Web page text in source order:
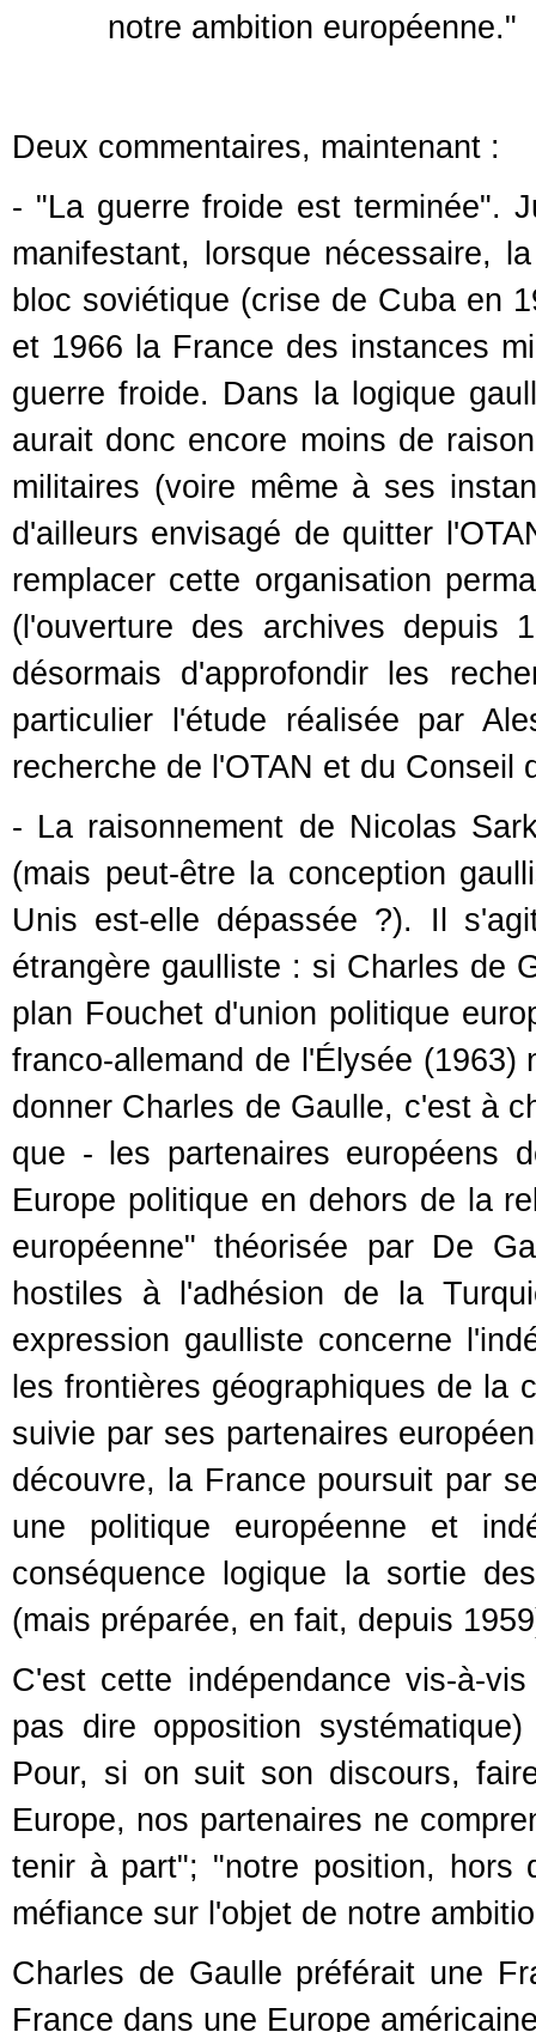
notre ambition européenne."
Deux commentaires, maintenant :
- "La guerre froide est terminée".
manifestant, lorsque nécessaire,
bloc soviétique (crise de Cuba en
et 1966 la France des instances
guerre froide. Dans la logique
aurait donc encore moins de
militaires (voire même à ses
d'ailleurs envisagé de quitter
remplacer cette organisation
(l'ouverture des archives depuis
désormais d'approfondir les
particulier l'étude réalisée par
recherche de l'OTAN et du Conseil
- La raisonnement de Nicolas
(mais peut-être la conception
Unis est-elle dépassée ?). Il
étrangère gaulliste : si Charles de
plan Fouchet d'union politique
franco-allemand de l'Élysée
donner Charles de Gaulle, c'est à
que - les partenaires européens
Europe politique en dehors de la
européenne" théorisée par De
hostiles à l'adhésion de la
expression gaulliste concerne
les frontières géographiques de la
suivie par ses partenaires
découvre, la France poursuit par
une politique européenne et
conséquence logique la sortie
(mais préparée, en fait, depuis
C'est cette indépendance vis-à-
pas dire opposition
Pour, si on suit son discours,
Europe, nos partenaires ne
tenir à part"; "notre position, hors
méfiance sur l'objet de notre
Charles de Gaulle préférait une
France dans une Europe